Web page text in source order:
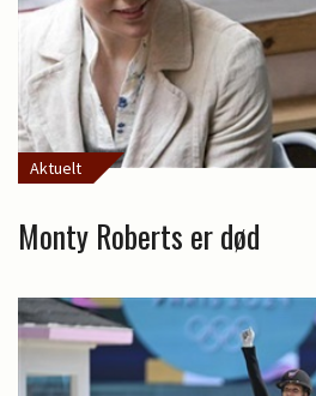
Aktuelt
Monty Roberts er død